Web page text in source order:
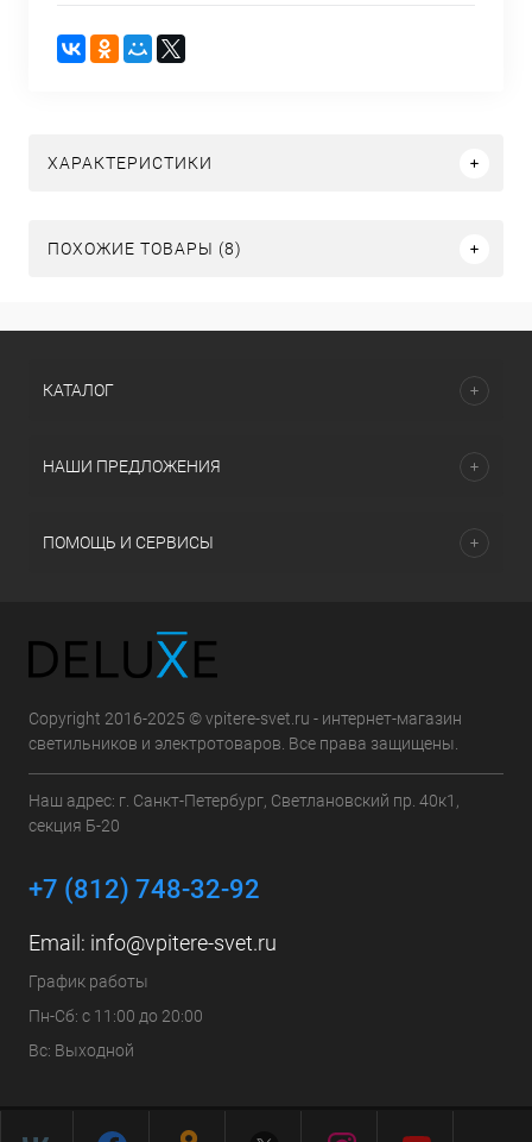
ХАРАКТЕРИСТИКИ
ПОХОЖИЕ ТОВАРЫ (8)
КАТАЛОГ
НАШИ ПРЕДЛОЖЕНИЯ
ПОМОЩЬ И СЕРВИСЫ
Copyright 2016-2025 © vpitere-svet.ru - интернет-магазин
светильников и электротоваров. Все права защищены.
Наш адрес: г. Санкт-Петербург, Светлановский пр. 40к1,
секция Б-20
+7 (812) 748-32-92
Email: info@vpitere-svet.ru
График работы
Пн-Сб: с 11:00 до 20:00
Вс: Выходной